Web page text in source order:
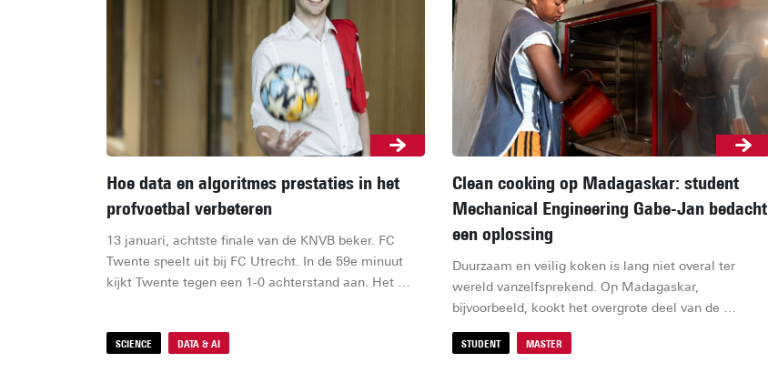
SCIENCE DATA & AI
Hoe data en algoritmes prestaties in het
profvoetbal verbeteren
13 januari, achtste finale van de KNVB beker. FC
Twente speelt uit bij FC Utrecht. In de 59e minuut
kijkt Twente tegen een 1-0 achterstand aan. Het
minuten later is het raak: Van Wolfswinkel maakt de
STUDENT MASTER
Clean cooking op Madagaskar: student
Mechanical Engineering Gabe-Jan bedacht
een oplossing
Duurzaam en veilig koken is lang niet overal ter
wereld vanzelfsprekend. Op Madagaskar,
bijvoorbeeld, kookt het overgrote deel van de
termijn o.a. longproblemen kan veroorzaken. Daarom